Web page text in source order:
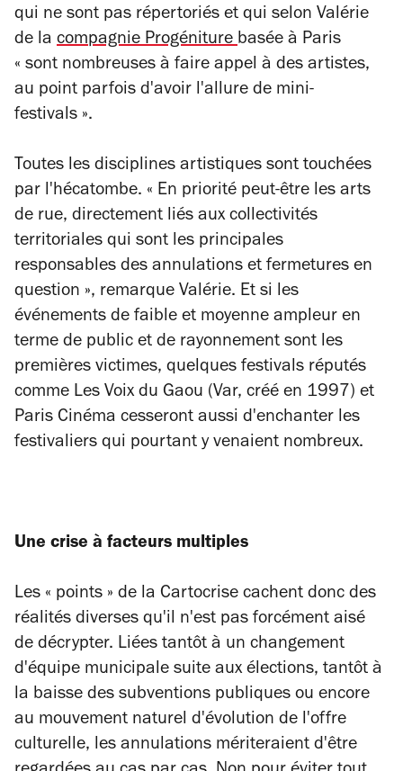
qui ne sont pas répertoriés et qui selon Valérie
de la compagnie Progéniturebasée à Paris
« sont nombreuses à faire appel à des artistes,
au point parfois d'avoir l'allure de mini-
festivals ».
Toutes les disciplines artistiques sont touchées
par l'hécatombe. « En priorité peut-être les arts
de rue, directement liés aux collectivités
territoriales qui sont les principales
responsables des annulations et fermetures en
question », remarque Valérie. Et si les
événements de faible et moyenne ampleur en
terme de public et de rayonnement sont les
premières victimes, quelques festivals réputés
comme Les Voix du Gaou (Var, créé en 1997) et
Paris Cinéma cesseront aussi d'enchanter les
festivaliers qui pourtant y venaient nombreux.
Une crise à facteurs multiples
Les « points » de la Cartocrise cachent donc des
réalités diverses qu'il n'est pas forcément aisé
de décrypter. Liées tantôt à un changement
d'équipe municipale suite aux élections, tantôt à
la baisse des subventions publiques ou encore
au mouvement naturel d'évolution de l'offre
culturelle, les annulations mériteraient d'être